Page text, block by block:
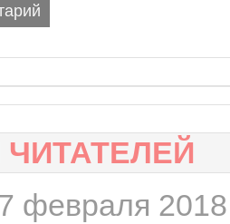
февраля